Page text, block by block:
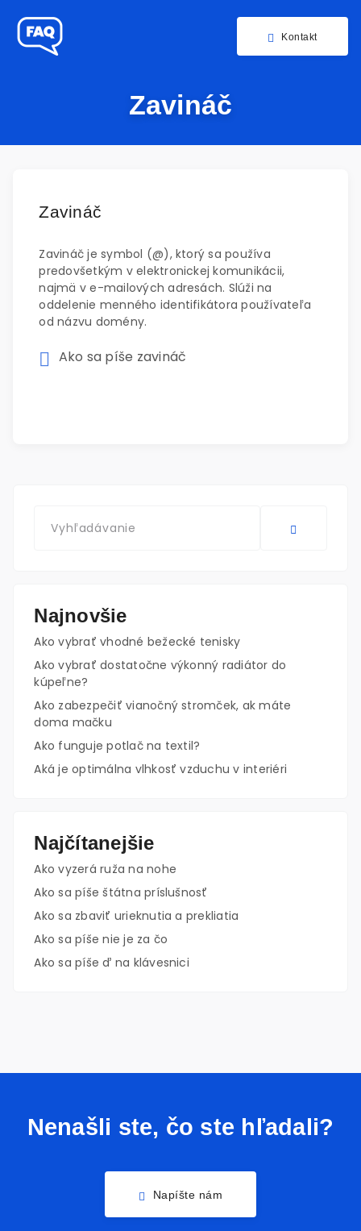
Kontakt
Zavináč
Zavináč
Zavináč je symbol (@), ktorý sa používa
predovšetkým v elektronickej komunikácii,
najmä v e-mailových adresách. Slúži na
oddelenie menného identifikátora používateľa
od názvu domény.
Ako sa píše zavináč
Najnovšie
Ako vybrať vhodné bežecké tenisky
Ako vybrať dostatočne výkonný radiátor do
kúpeľne?
Ako zabezpečiť vianočný stromček, ak máte
doma mačku
Ako funguje potlač na textil?
Aká je optimálna vlhkosť vzduchu v interiéri
Najčítanejšie
Ako vyzerá ruža na nohe
Ako sa píše štátna príslušnosť
Ako sa zbaviť urieknutia a prekliatia
Ako sa píše nie je za čo
Ako sa píše ď na klávesnici
Nenašli ste, čo ste hľadali?
Napíšte nám